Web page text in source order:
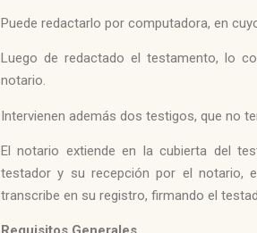
Puede redactarlo por computadora, en
Luego de redactado el testamento, lo
notario.
Intervienen además dos testigos, que no
El notario extiende en la cubierta del
testador y su recepción por el notario,
transcribe en su registro, firmando el